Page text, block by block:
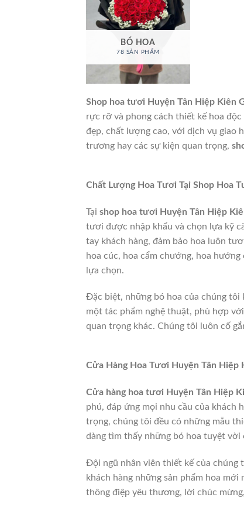
BÓ HOA
78 SẢN PHẨM
Shop hoa tươi Huyện Tân Hiệp Kiên
rực rỡ và phong cách thiết kế hoa
đẹp, chất lượng cao, với dịch vụ giao
trương hay các sự kiện quan trọng,
Chất Lượng Hoa Tươi Tại Shop Hoa
Tại shop hoa tươi Huyện Tân Hiệp
tươi được nhập khẩu và chọn lựa kỹ
tay khách hàng, đảm bảo hoa luôn
hoa cúc, hoa cẩm chướng, hoa
lựa chọn.
Đặc biệt, những bó hoa của chúng
một tác phẩm nghệ thuật, phù hợp
quan trọng khác. Chúng tôi luôn cố
Cửa Hàng Hoa Tươi Huyện Tân Hiệp
Cửa hàng hoa tươi Huyện Tân Hiệp
phú, đáp ứng mọi nhu cầu của khách
trọng, chúng tôi đều có những mẫu
dàng tìm thấy những bó hoa tuyệt
Đội ngũ nhân viên thiết kế của chúng
khách hàng những sản phẩm hoa
thông điệp yêu thương, lời chúc